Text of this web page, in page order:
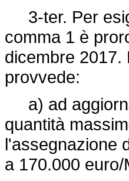
3-ter. Per
comma 1 è
dicembre 2017.
provvede:
a) ad
quantità
l'assegnazione
a 170.000 euro/